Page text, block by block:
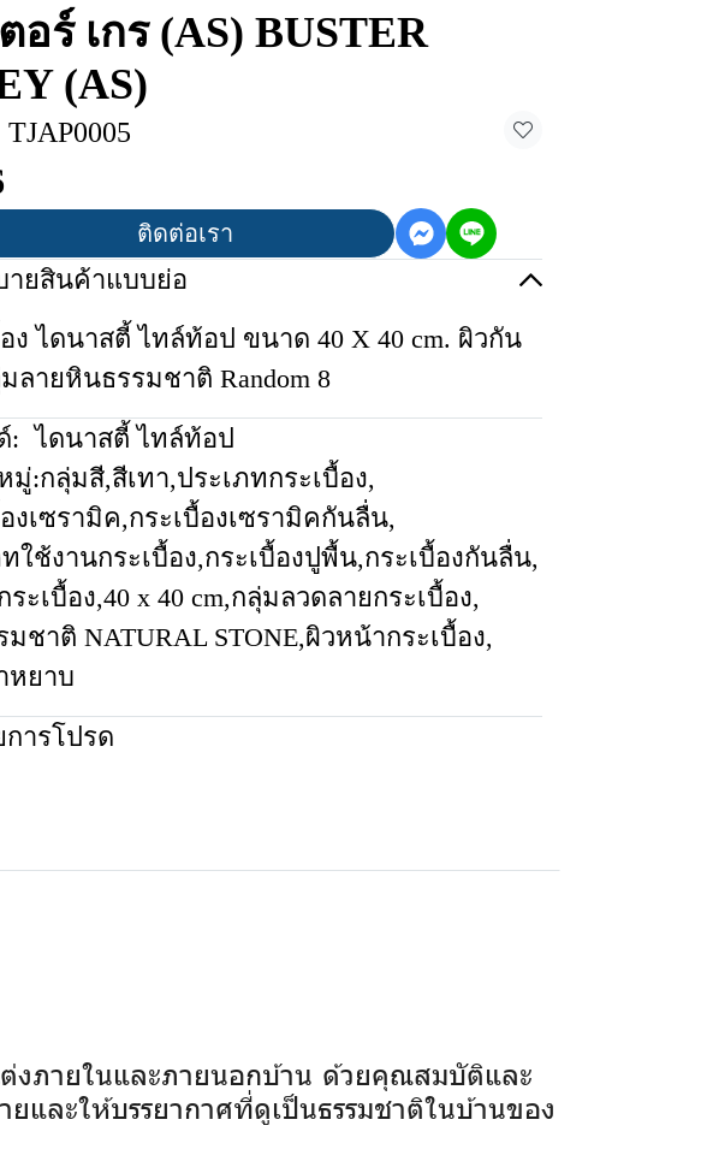
อร์ เกร (AS) BUSTER
(AS)
ติดต่อเรา
ายสินค้าแบบย่อ
ง ไดนาสตี้ ไทล์ท้อป ขนาด 40 X 40 cm. ผิวกัน
ลายหินธรรมชาติ Random 8
: ไดนาสตี้ ไทล์ท้อป
มู่:กลุ่มสี,สีเทา,ประเภทกระเบื้อง,
งเซรามิค,กระเบื้องเซรามิคกันลื่น,
ใช้งานกระเบื้อง,กระเบื้องปูพื้น,กระเบื้องกันลื่น,
ะเบื้อง,40 x 40 cm,กลุ่มลวดลายกระเบื้อง,
ชาติ NATURAL STONE,ผิวหน้ากระเบื้อง,
หยาบ
การโปรด
งภายในและภายนอกบ้าน ด้วยคุณสมบัติและ
และให้บรรยากาศที่ดูเป็นธรรมชาติในบ้านของ